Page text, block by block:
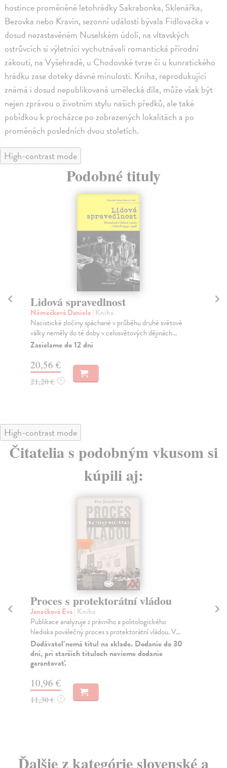
hostince proměněné letohrádky Sakrabonka, Sklenářka,
Bezovka nebo Kravín, sezonní událostí bývala Fidlovačka v
dosud nezastavěném Nuselském údolí, na vltavských
ostrůvcích si výletníci vychutnávali romantická přírodní
zákoutí, na Vyšehradě, u Chodovské tvrze či u kunratického
hrádku zase doteky dávné minulosti. Kniha, reprodukující
známá i dosud nepublikovaná umělecká díla, může však být
nejen zprávou o životním stylu našich předků, ale také
pobídkou k procházce po zobrazených lokalitách a po
proměnách posledních dvou stoletích.
High-contrast mode
Podobné tituly
Lidová spravedlnost
Němečková Daniela| Kniha
Nacistické zločiny spáchané v průběhu druhé světové
války neměly do té doby v celosvětových dějinách...
Zasielame do 12 dní
20,56 €
21,20 € ?
High-contrast mode
Čitatelia s podobným vkusom si
kúpili aj:
Proces s protektorátní vládou
Janečková Eva| Kniha
Publikace analyzuje z právního a politologického
hlediska poválečný proces s protektorátní vládou. V...
Dodávateľ nemá titul na sklade. Dodanie do 30
dní, pri starších tituloch nevieme dodanie
garantovať.
10,96 €
11,30 € ?
Ďalšie z kategórie slovenské a